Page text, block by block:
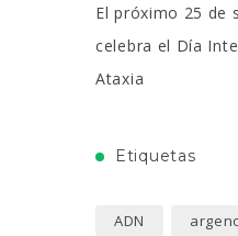
El próximo 25 de
celebra el Día
Ataxia
Etiquetas
ADN